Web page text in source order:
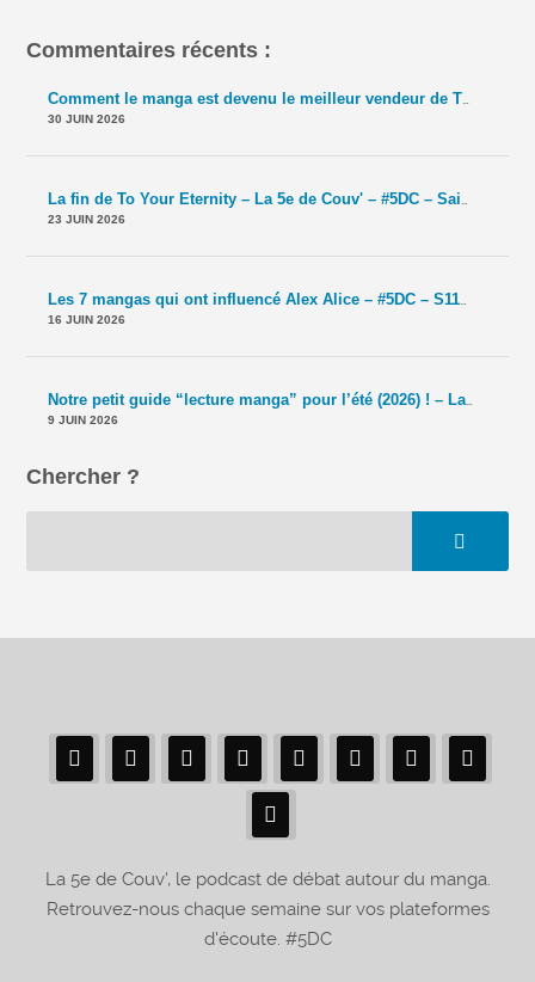
Commentaires récents :
30 JUIN 2026
23 JUIN 2026
16 JUIN 2026
9 JUIN 2026
Chercher ?
La 5e de Couv', le podcast de débat autour du manga.
Retrouvez-nous chaque semaine sur vos plateformes
d'écoute. #5DC